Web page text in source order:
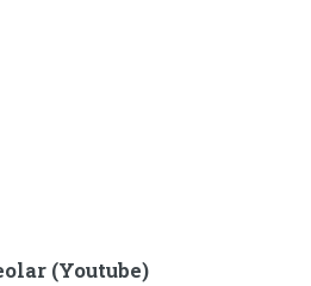
(Youtube)